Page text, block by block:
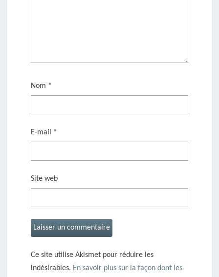
Nom *
E-mail *
Site web
Ce site utilise Akismet pour réduire les
indésirables. En savoir plus sur la façon dont les